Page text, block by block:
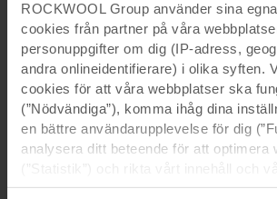
ROCKWOOL Group använder sina
cookies från partner på våra
personuppgifter om dig (IP-adress,
andra onlineidentifierare) i olika syften.
cookies för att våra webbplatser ska
(”Nödvändiga”), komma ihåg dina
en bättre användarupplevelse för dig
analysera ditt beteende för att optimera
sociala medier och externa
Rockfon® Industrial Black
Industriabsorbent med svart yta som
antingen som undertak med flera